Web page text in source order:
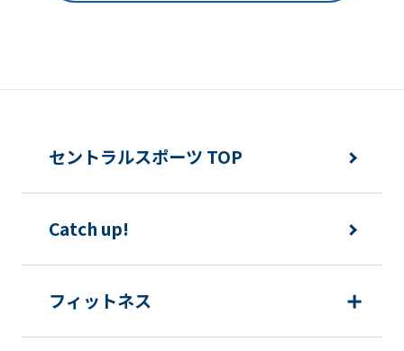
セントラルスポーツ TOP
Catch up!
フィットネス